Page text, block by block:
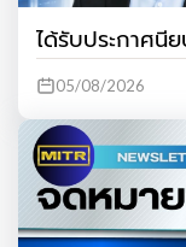
ได้รับประกาศ
(ATD) รับรอง
05/08/2026